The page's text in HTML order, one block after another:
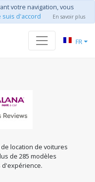
votre navigation, vous
suis d'accord En savoir plus
FR
location de voitures
de 285 modèles
d'expérience.